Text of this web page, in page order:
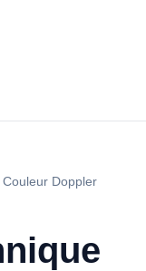
Doppler